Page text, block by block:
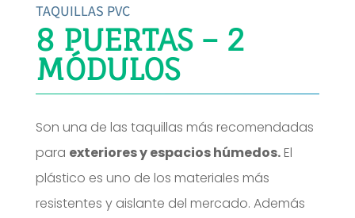
TAQUILLAS PVC
8 PUERTAS – 2
MÓDULOS
Son una de las taquillas más recomendadas
para exteriores y espacios húmedos.El
plástico es uno de los materiales más
resistentes y aislante del mercado. Además